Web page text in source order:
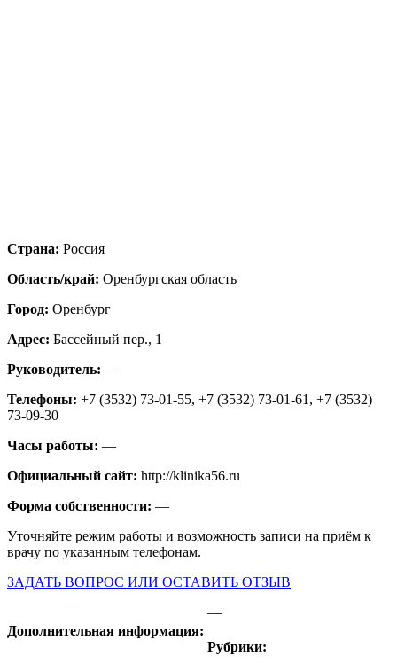
Страна: Россия
Область/край: Оренбургская область
Город: Оренбург
Адрес: Бассейный пер., 1
Руководитель: —
Телефоны: +7 (3532) 73-01-55, +7 (3532) 73-01-61, +7 (3532)
73-09-30
Часы работы: —
Официальный сайт: http://klinika56.ru
Форма собственности: —
Уточняйте режим работы и возможность записи на приём к
врачу по указанным телефонам.
ЗАДАТЬ ВОПРОС ИЛИ ОСТАВИТЬ ОТЗЫВ
Дополнительная информация:
—
Рубрики: